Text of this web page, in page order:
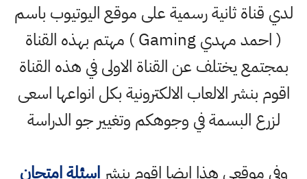
لدي قناة ثانية رسمية على موقع اليوتيوب باسم
( احمد مهدي Gaming ) مهتم بهذه القناة
بمجتمع يختلف عن القناة الاولى في هذه القناة
اقوم بنشر الالعاب الالكترونية بكل انواعها اسعى
لزرع البسمة في وجوهكم وتغيير جو الدراسة
وفي موقعي هذا ايضا اقوم بنشراسئلة امتحان